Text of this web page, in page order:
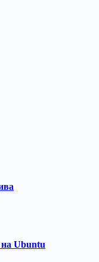
на Ubuntu